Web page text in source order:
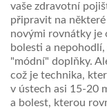
vaše zdravotní
připravit na
novými rovnátky je
bolesti a
"módní" doplňky.
což je technika,
v ústech asi 15-20
a bolest, kterou